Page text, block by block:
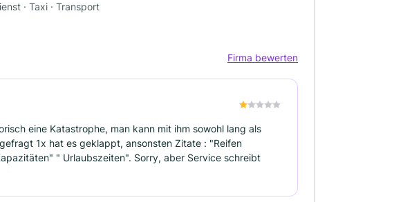
· Taxi · Transport
Firma bewerten
eine Katastrophe, man kann mit ihm sowohl lang als
1x hat es geklappt, ansonsten Zitate : "Reifen
" Urlaubszeiten". Sorry, aber Service schreibt